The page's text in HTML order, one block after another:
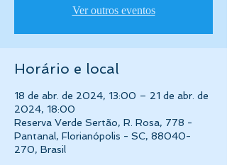
Ver outros eventos
Horário e local
18 de abr. de 2024, 13:00 – 21 de abr. de
2024, 18:00
Reserva Verde Sertão, R. Rosa, 778 -
Pantanal, Florianópolis - SC, 88040-
270, Brasil